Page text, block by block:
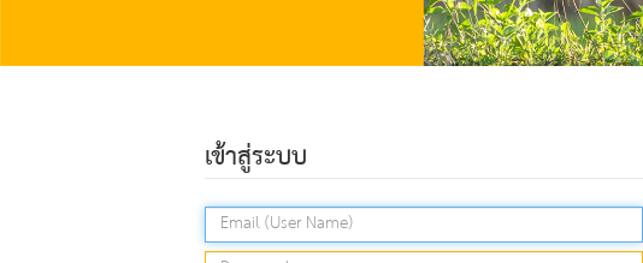
เข้าสู่ระบบ